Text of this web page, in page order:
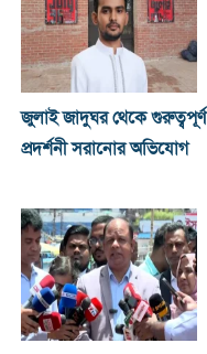
জুলাই জাদুঘর থেকে গুরুত্বপূর্ণ
প্রদর্শনী সরানোর অভিযোগ